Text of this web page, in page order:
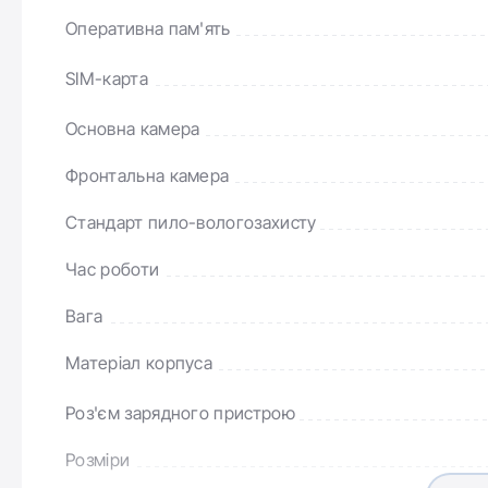
способом взаємодії з важливими сповіщеннями та
музикою; і завдяки інтеграції сторонніх додатків
Оперативна пам'ять
SIM-карта
Основна камера
Фронтальна камера
Стандарт пило-вологозахисту
Час роботи
Вага
Матеріал корпуса
Роз'єм зарядного пристрою
Розміри